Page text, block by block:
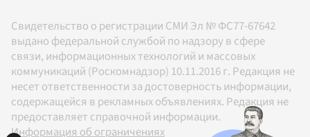
Свидетельство о регистрации СМИ Эл № ФС77-67642
выдано федеральной службой по надзору в сфере
связи, информационных технологий и массовых
коммуникаций (Роскомнадзор) 10.11.2016 г. Редакция не
несет ответственности за достоверность информации,
содержащейся в рекламных объявлениях. Редакция не
предоставляет справочной информации.
Информация об ограничениях